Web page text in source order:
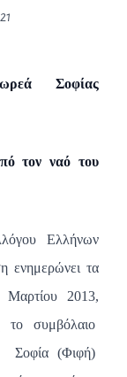
Σοφίας
τον ναό του
Ελλήνων
ενημερώνει τα
2013,
το συμβόλαιο
Σοφία (Φιφή)